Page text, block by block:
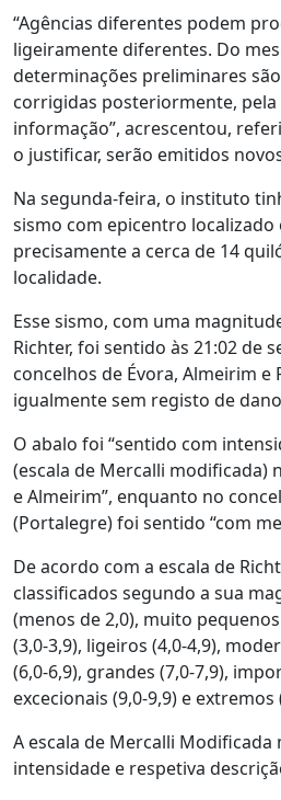
“Agências diferentes podem
ligeiramente diferentes. Do
determinações preliminares
corrigidas posteriormente,
informação”, acrescentou,
o justificar, serão emitidos
Na segunda-feira, o instituto
sismo com epicentro localizado
precisamente a cerca de 14
localidade.
Esse sismo, com uma
Richter, foi sentido às 21:02 de
concelhos de Évora, Almeirim e
igualmente sem registo de
O abalo foi “sentido com
(escala de Mercalli modificada)
e Almeirim”, enquanto no
(Portalegre) foi sentido “com
De acordo com a escala de
classificados segundo a sua
(menos de 2,0), muito
(3,0-3,9), ligeiros (4,0-4,9),
(6,0-6,9), grandes (7,0-7,9),
excecionais (9,0-9,9) e
A escala de Mercalli Modificada
intensidade e respetiva